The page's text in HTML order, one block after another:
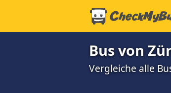
Bus von
Vergleiche alle